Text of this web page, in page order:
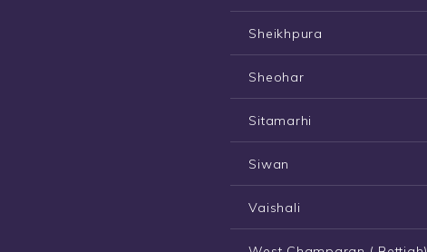
Sheikhpura
Sheohar
Sitamarhi
Siwan
Vaishali